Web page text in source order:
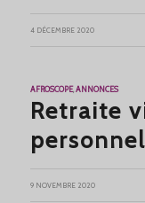
4 DÉCEMBRE 2020
AFROSCOPE,ANNONCES
Retraite
9 NOVEMBRE 2020